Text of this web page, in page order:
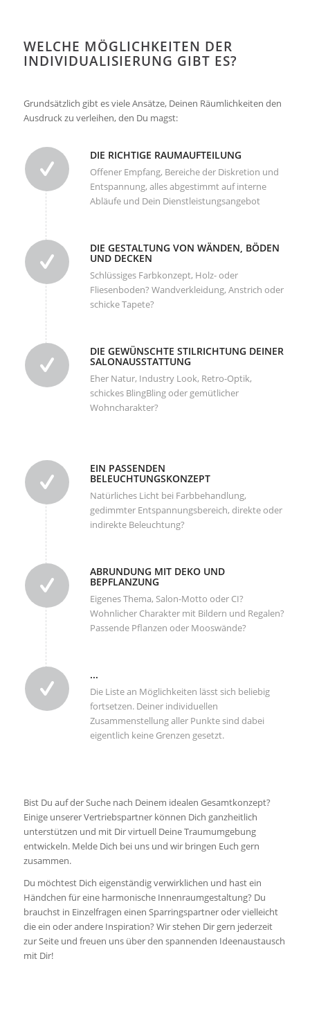
WELCHE MÖGLICHKEITEN DER
INDIVIDUALISIERUNG GIBT ES?
Grundsätzlich gibt es viele Ansätze, Deinen Räumlichkeiten den
Ausdruck zu verleihen, den Du magst:
DIE RICHTIGE RAUMAUFTEILUNG
Offener Empfang, Bereiche der Diskretion und
Entspannung, alles abgestimmt auf interne
Abläufe und Dein Dienstleistungsangebot
DIE GESTALTUNG VON WÄNDEN, BÖDEN
UND DECKEN
Schlüssiges Farbkonzept, Holz- oder
Fliesenboden? Wandverkleidung, Anstrich oder
schicke Tapete?
DIE GEWÜNSCHTE STILRICHTUNG DEINER
SALONAUSSTATTUNG
Eher Natur, Industry Look, Retro-Optik,
schickes BlingBling oder gemütlicher
Wohncharakter?
EIN PASSENDEN
BELEUCHTUNGSKONZEPT
Natürliches Licht bei Farbbehandlung,
gedimmter Entspannungsbereich, direkte oder
indirekte Beleuchtung?
ABRUNDUNG MIT DEKO UND
BEPFLANZUNG
Eigenes Thema, Salon-Motto oder CI?
Wohnlicher Charakter mit Bildern und Regalen?
Passende Pflanzen oder Mooswände?
...
Die Liste an Möglichkeiten lässt sich beliebig
fortsetzen. Deiner individuellen
Zusammenstellung aller Punkte sind dabei
eigentlich keine Grenzen gesetzt.
Bist Du auf der Suche nach Deinem idealen Gesamtkonzept?
Einige unserer Vertriebspartner können Dich ganzheitlich
unterstützen und mit Dir virtuell Deine Traumumgebung
entwickeln. Melde Dich bei uns und wir bringen Euch gern
zusammen.
Du möchtest Dich eigenständig verwirklichen und hast ein
Händchen für eine harmonische Innenraumgestaltung? Du
brauchst in Einzelfragen einen Sparringspartner oder vielleicht
die ein oder andere Inspiration? Wir stehen Dir gern jederzeit
zur Seite und freuen uns über den spannenden Ideenaustausch
mit Dir!